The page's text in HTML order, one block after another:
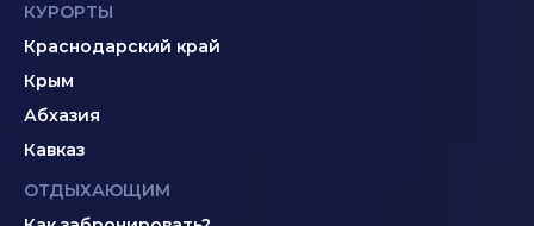
КУРОРТЫ
Краснодарский край
Крым
Абхазия
Кавказ
ОТДЫХАЮЩИМ